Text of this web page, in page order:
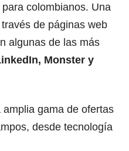
para colombianos. Una
de páginas web
algunas de las más
, Monster y
gama de ofertas
desde tecnología